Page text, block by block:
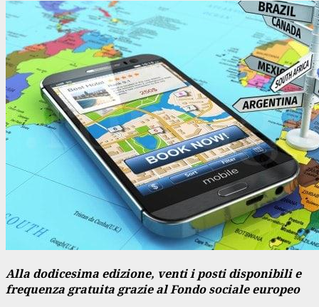
Alla dodicesima edizione, venti i posti disponibili e
frequenza gratuita grazie al Fondo sociale europeo